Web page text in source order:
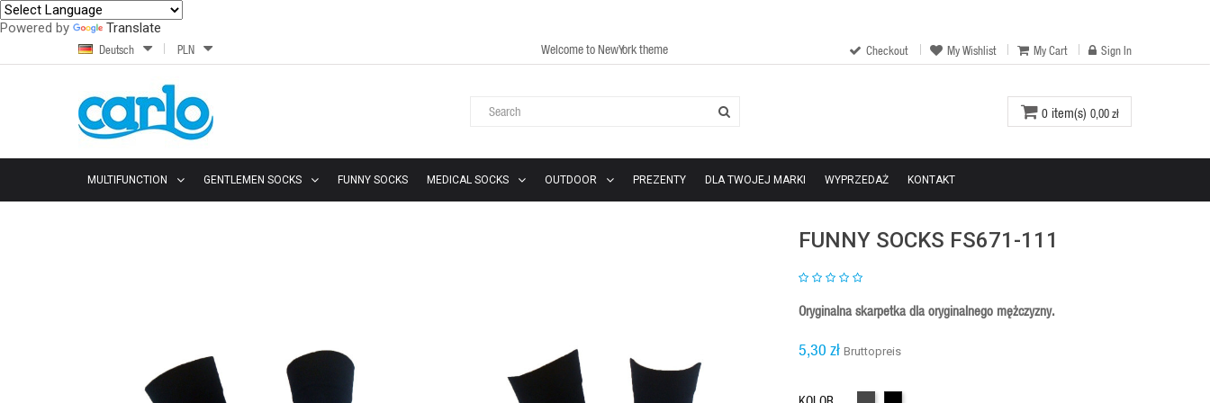
Powered by Translate
Deutsch PLN Welcome to NewYork theme Checkout My Wishlist My Cart Sign In
0 item(s) 0,00 zł
MULTIFUNCTION GENTLEMEN SOCKS FUNNY SOCKS MEDICAL SOCKS OUTDOOR PREZENTY DLA TWOJEJ MARKI WYPRZEDAŻ KONTAKT
FUNNY SOCKS FS671-111
Oryginalna skarpetka dla oryginalnego mężczyzny.
5,30 zł Bruttopreis